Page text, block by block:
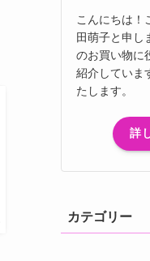
こんにちは！
田萌子と申し
のお買い物に
紹介していま
たします。
詳
カテゴリー